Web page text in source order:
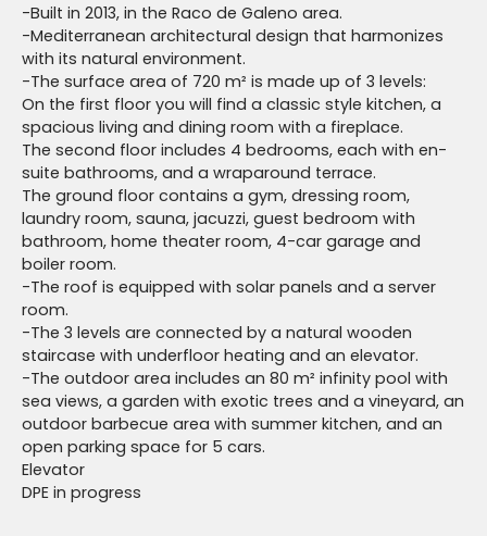
-Built in 2013, in the Raco de Galeno area.
-Mediterranean architectural design that harmonizes
with its natural environment.
-The surface area of 720 m² is made up of 3 levels:
On the first floor you will find a classic style kitchen, a
spacious living and dining room with a fireplace.
The second floor includes 4 bedrooms, each with en-
suite bathrooms, and a wraparound terrace.
The ground floor contains a gym, dressing room,
laundry room, sauna, jacuzzi, guest bedroom with
bathroom, home theater room, 4-car garage and
boiler room.
-The roof is equipped with solar panels and a server
room.
-The 3 levels are connected by a natural wooden
staircase with underfloor heating and an elevator.
-The outdoor area includes an 80 m² infinity pool with
sea views, a garden with exotic trees and a vineyard, an
outdoor barbecue area with summer kitchen, and an
open parking space for 5 cars.
Elevator
DPE in progress